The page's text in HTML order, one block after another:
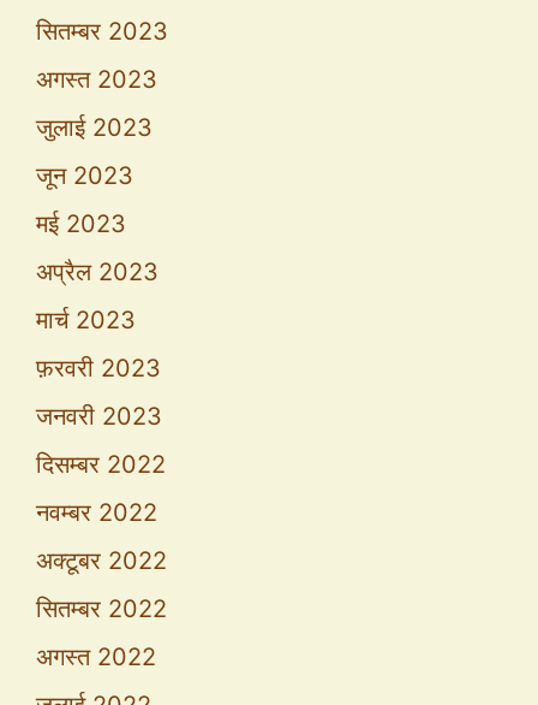
सितम्बर 2023
अगस्त 2023
जुलाई 2023
जून 2023
मई 2023
अप्रैल 2023
मार्च 2023
फ़रवरी 2023
जनवरी 2023
दिसम्बर 2022
नवम्बर 2022
अक्टूबर 2022
सितम्बर 2022
अगस्त 2022